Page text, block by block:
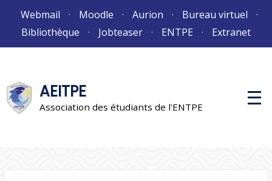
Webmail Moodle Aurion
Bureau virtuel
Bibliothèque
Jobteaser ENTPE Extranet
AEITPE
Association des étudiants de l'ENTPE
M
e